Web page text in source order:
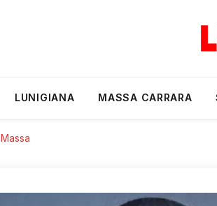
LUNIGIANA MASSA CARRARA
Massa